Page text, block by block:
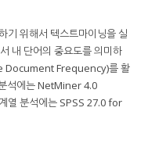
기 위해서 텍스트마이닝을 실
내 단어의 중요도를 의미하
Document Frequency)를 활
석에는 NetMiner 4.0
열 분석에는 SPSS 27.0 for